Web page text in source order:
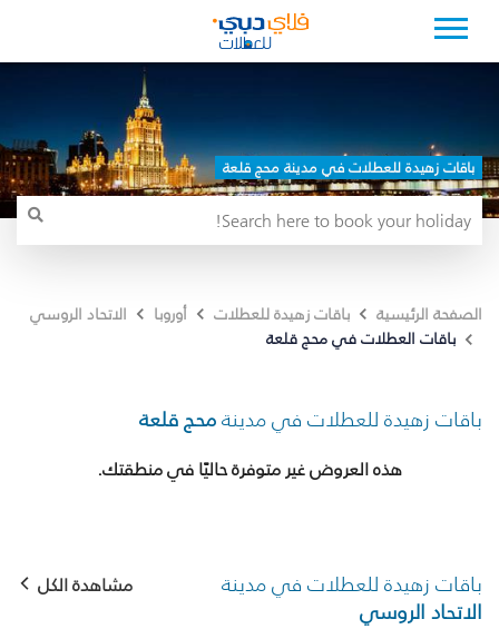
باقات زهيدة للعطلات في مدينة محج قلعة
الصفحة الرئيسية باقات زهيدة للعطلات أوروبا
الاتحاد الروسي
باقات العطلات في محج قلعة
باقات زهيدة للعطلات في مدينةمحج قلعة
هذه العروض غير متوفرة حاليًا في منطقتك.
باقات زهيدة للعطلات في مدينة
الاتحاد الروسي
مشاهدة الكل